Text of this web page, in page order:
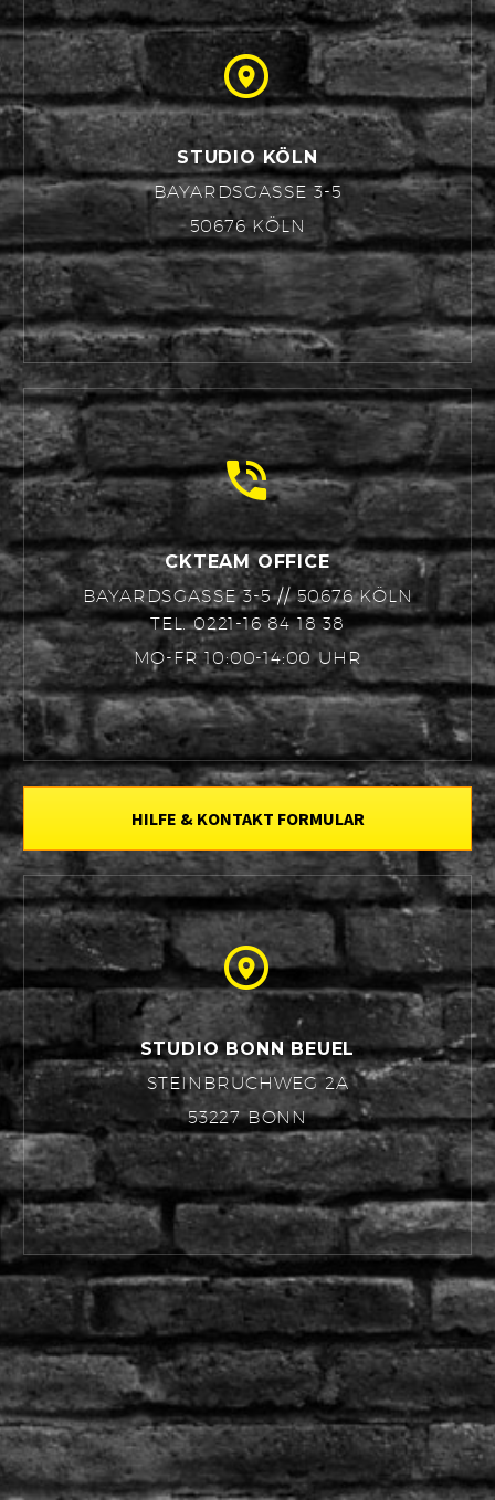


STUDIO KÖLN
BAYARDSGASSE 3-5
50676 KÖLN


CKTEAM OFFICE
BAYARDSGASSE 3-5 // 50676 KÖLN
TEL. 0221-16 84 18 38
MO-FR 10:00-14:00 UHR
HILFE & KONTAKT FORMULAR


STUDIO BONN BEUEL
STEINBRUCHWEG 2A
53227 BONN